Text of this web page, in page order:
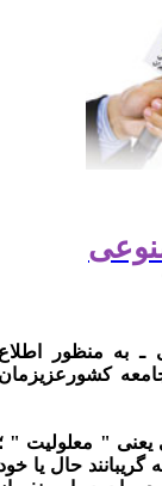
ـ به منظور اطلاع
کشورعزیزمان
" معلولیت " ؛
حال یا خود